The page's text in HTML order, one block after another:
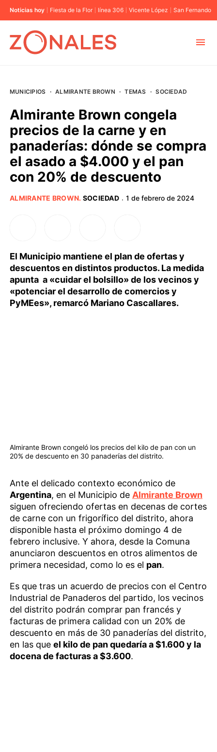
Noticias hoy Fiesta de la Flor línea 306 Vicente López San Fernando
BUENOS AIRES
PROVINCIAS
MUNICIPIOS · ALMIRANTE BROWN · TEMAS · SOCIEDAD
Almirante Brown congela
precios de la carne y en
panaderías: dónde se compra
el asado a $4.000 y el pan
con 20% de descuento
ALMIRANTE BROWN. SOCIEDAD · 1 de febrero de 2024
El Municipio mantiene el plan de ofertas y
descuentos en distintos productos. La medida
apunta a «cuidar el bolsillo» de los vecinos y
«potenciar el desarrollo de comercios y
PyMEes», remarcó Mariano Cascallares.
Almirante Brown congeló los precios del kilo de pan con un
20% de descuento en 30 panaderías del distrito.
Ante el delicado contexto económico de
Argentina, en el Municipio de Almirante Brown
siguen ofreciendo ofertas en decenas de cortes
de carne con un frigorífico del distrito, ahora
disponible hasta el próximo domingo 4 de
febrero inclusive. Y ahora, desde la Comuna
anunciaron descuentos en otros alimentos de
primera necesidad, como lo es el pan.
Es que tras un acuerdo de precios con el Centro
Industrial de Panaderos del partido, los vecinos
del distrito podrán comprar pan francés y
facturas de primera calidad con un 20% de
descuento en más de 30 panaderías del distrito,
en las que el kilo de pan quedaría a $1.600 y la
docena de facturas a $3.600.